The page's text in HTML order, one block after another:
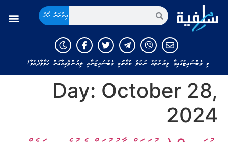
އިތުރަށް ހޯދާ
މި ވެބްސައިޓުގައިވާ ލިޔުންތައް ނަކަލު ކުރާނަމަ މި ވެބްސައިޓަށާއި ލިޔުންތެރިއާއަށް ހަވާލާދެއްވާ!
Day: October 28,
2024